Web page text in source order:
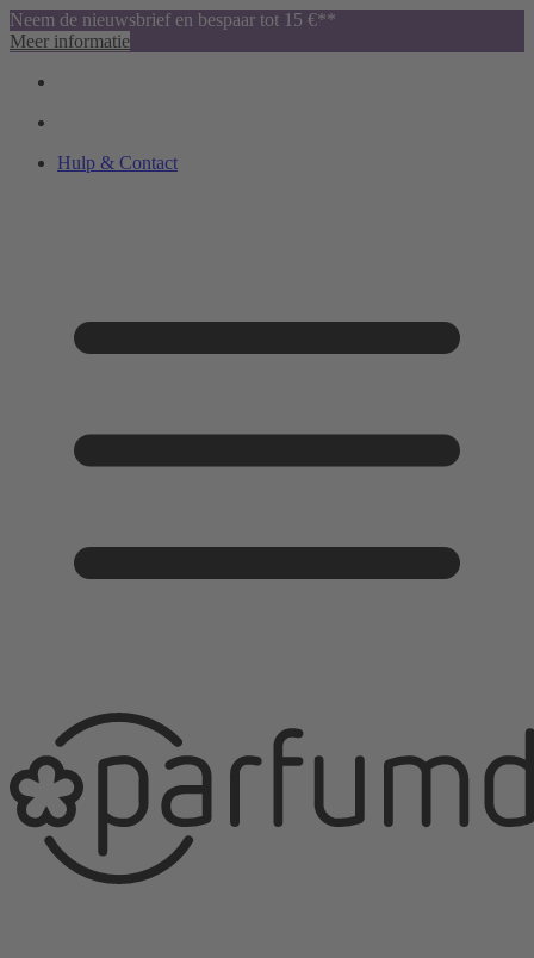
Neem de nieuwsbrief en bespaar tot 15 €**
Meer informatie
Hulp & Contact